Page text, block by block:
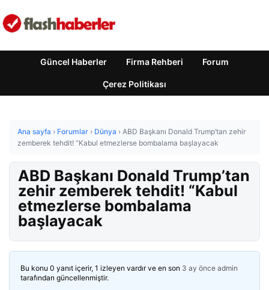
Güncel Haberler Firma Rehberi Forum
Çerez Politikası
Ana sayfa › Forumlar › Dünya › ABD Başkanı Donald Trump’tan zehir
zemberek tehdit! “Kabul etmezlerse bombalama başlayacak
ABD Başkanı Donald Trump’tan
zehir zemberek tehdit! “Kabul
etmezlerse bombalama
başlayacak
Bu konu 0 yanıt içerir, 1 izleyen vardır ve en son 3 ay önce admin
tarafından güncellenmiştir.